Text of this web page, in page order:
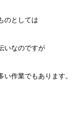
のとしては
いなのですが
作業でもあります。